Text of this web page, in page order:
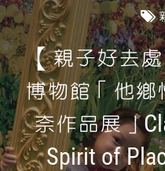
【親子好去
博物館「他
奈作品展」
Spirit of